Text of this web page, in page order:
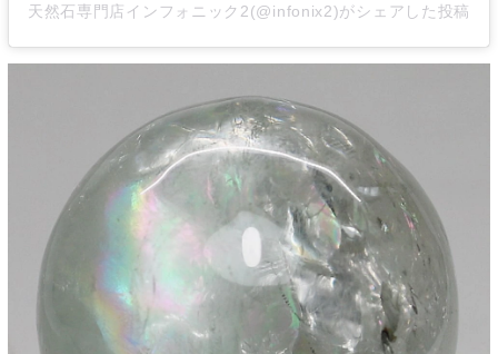
天然石専門店インフォニック2(@infonix2)がシェアした投稿